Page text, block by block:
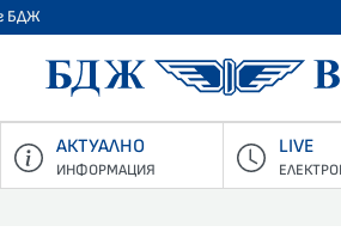
БДЖ
АКТУАЛНО
ИНФОРМАЦИЯ
LIVE